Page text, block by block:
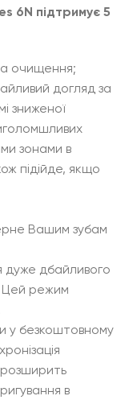
6N підтримує 5
очищення;
догляд за
зниженої
зонами в
підійде, якщо
Вашим зубам
дуже дбайливого
Цей режим
у безкоштовному
в